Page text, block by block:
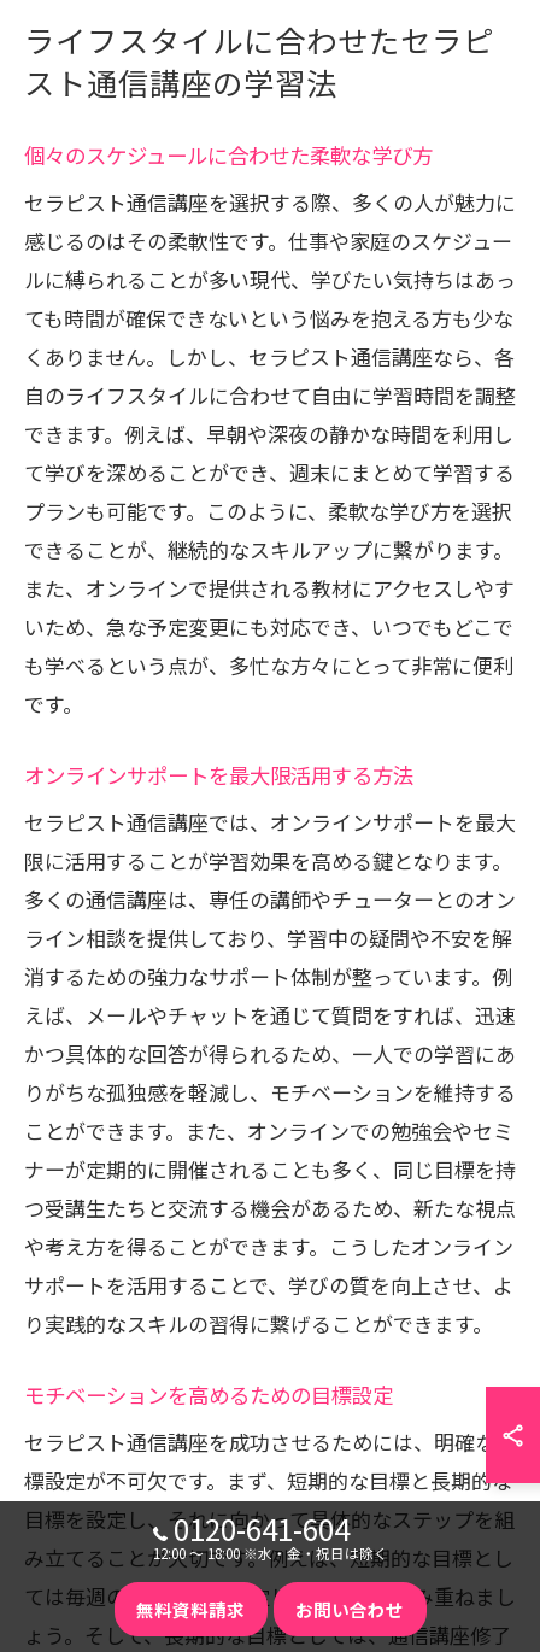
ライフスタイルに合わせたセラピ
スト通信講座の学習法
個々のスケジュールに合わせた柔軟な学び方
セラピスト通信講座を選択する際、多くの人が魅力に
感じるのはその柔軟性です。仕事や家庭のスケジュー
ルに縛られることが多い現代、学びたい気持ちはあっ
ても時間が確保できないという悩みを抱える方も少な
くありません。しかし、セラピスト通信講座なら、各
自のライフスタイルに合わせて自由に学習時間を調整
できます。例えば、早朝や深夜の静かな時間を利用し
て学びを深めることができ、週末にまとめて学習する
プランも可能です。このように、柔軟な学び方を選択
できることが、継続的なスキルアップに繋がります。
また、オンラインで提供される教材にアクセスしやす
いため、急な予定変更にも対応でき、いつでもどこで
も学べるという点が、多忙な方々にとって非常に便利
です。
オンラインサポートを最大限活用する方法
セラピスト通信講座では、オンラインサポートを最大
限に活用することが学習効果を高める鍵となります。
多くの通信講座は、専任の講師やチューターとのオン
ライン相談を提供しており、学習中の疑問や不安を解
消するための強力なサポート体制が整っています。例
えば、メールやチャットを通じて質問をすれば、迅速
かつ具体的な回答が得られるため、一人での学習にあ
りがちな孤独感を軽減し、モチベーションを維持する
ことができます。また、オンラインでの勉強会やセミ
ナーが定期的に開催されることも多く、同じ目標を持
つ受講生たちと交流する機会があるため、新たな視点
や考え方を得ることができます。こうしたオンライン
サポートを活用することで、学びの質を向上させ、よ
り実践的なスキルの習得に繋げることができます。
モチベーションを高めるための目標設定
セラピスト通信講座を成功させるためには、明確な目
標設定が不可欠です。まず、短期的な目標と長期的な
目標を設定し、それに向かって具体的なステップを組
み立てることが大切です。例えば、短期的な目標とし
ては毎週の学習時間を設定し、達成感を積み重ねまし
ょう。そして、長期的な目標としては、通信講座修了
0120-641-604
12:00 〜 18:00 ※水・金・祝日は除く
無料資料請求 お問い合わせ